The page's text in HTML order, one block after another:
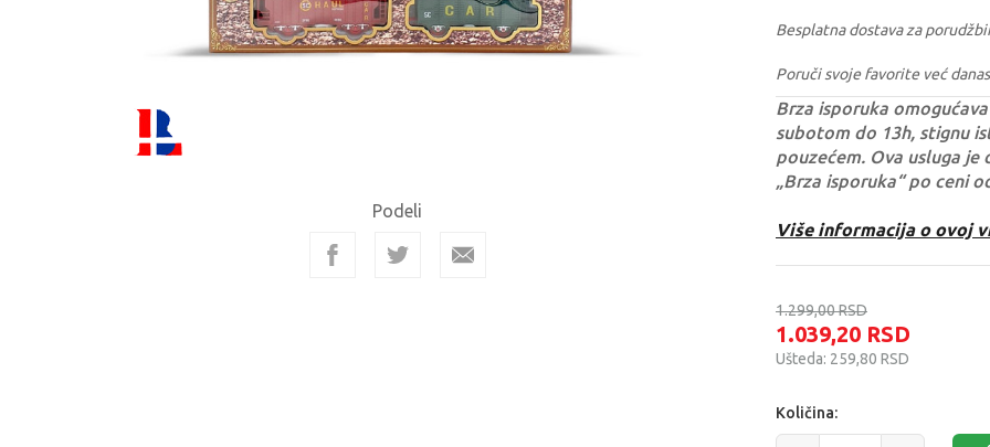
Podeli
Besplatna dostava za
Poruči svoje favorite već
Brza isporuka
subotom do 13h, stignu
pouzećem. Ova usluga
„Brza isporuka“ po ceni
Više informacija o ovoj
1.299,00RSD
1.039,20 RSD
Ušteda: 259,80 RSD
Količina: